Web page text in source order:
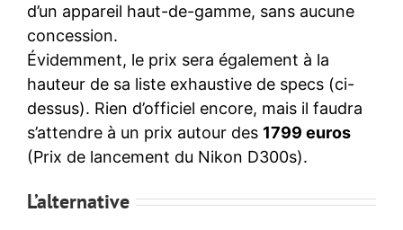
d’un appareil haut-de-gamme, sans aucune
concession.
Évidemment, le prix sera également à la
hauteur de sa liste exhaustive de specs (ci-
dessus). Rien d’officiel encore, mais il faudra
s’attendre à un prix autour des 1799 euros
(Prix de lancement du Nikon D300s).
L’alternative